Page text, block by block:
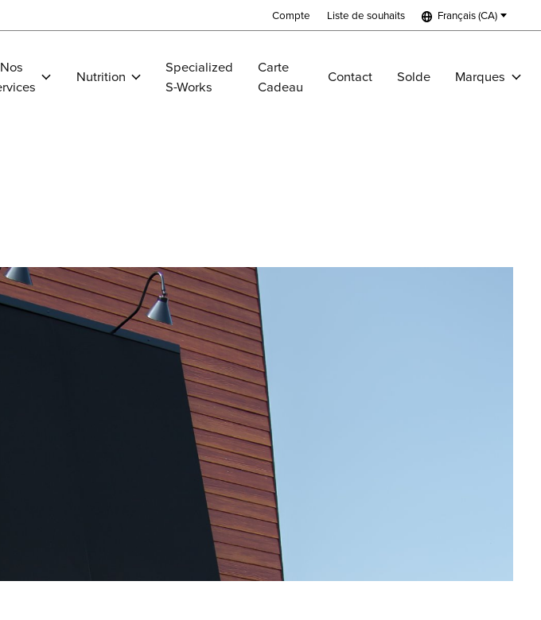
Compte Liste de souhaits Français (CA)
Nos
Nutrition
Specialized
S-Works
Carte
Cadeau
Contact Solde Marques